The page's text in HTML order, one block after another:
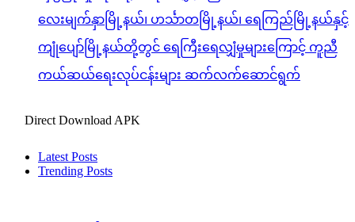
လေးမျက်နှာမြို့နယ်၊ ဟင်္သာတမြို့နယ်၊ ရေကြည်မြို့နယ်နှင့်
ကျုံပျော်မြို့နယ်တို့တွင် ရေကြီးရေလျှံမှုများကြောင့် ကူညီ
ကယ်ဆယ်ရေးလုပ်ငန်းများ ဆက်လက်ဆောင်ရွက်
Direct Download APK
Latest Posts
Trending Posts